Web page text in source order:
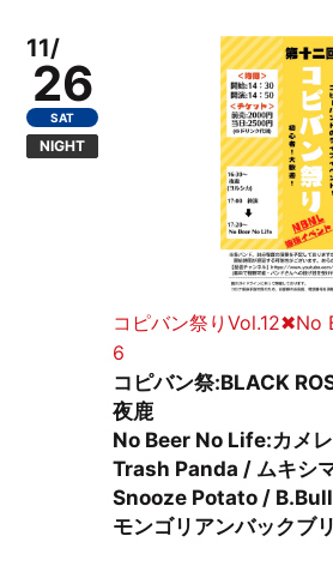
11/
26
SAT
NIGHT
コピバン祭りVol.12✖︎No
6
コピバン祭:BLACK
夜鹿
No Beer No Life:カメ
Trash Panda / ムキシ
Snooze Potato / B.Bull
モンゴリアンバックブ